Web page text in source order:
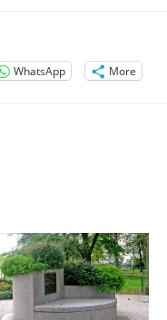
WhatsApp More